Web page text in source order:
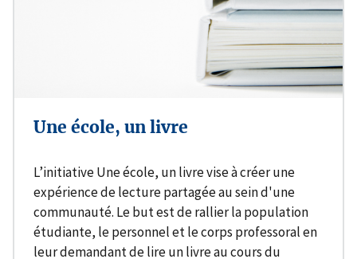
L’initiative Une école, un livre vise à créer une
expérience de lecture partagée au sein d'une
communauté. Le but est de rallier la population
étudiante, le personnel et le corps professoral en
leur demandant de lire un livre au cours du
Une école, un livre